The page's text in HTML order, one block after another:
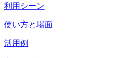
利用シーン
使い方と場面
活用例